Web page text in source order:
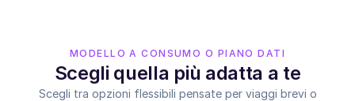
MODELLO A CONSUMO O PIANO DATI
Scegli quella più adatta a te
Scegli tra opzioni flessibili pensate per viaggi brevi o